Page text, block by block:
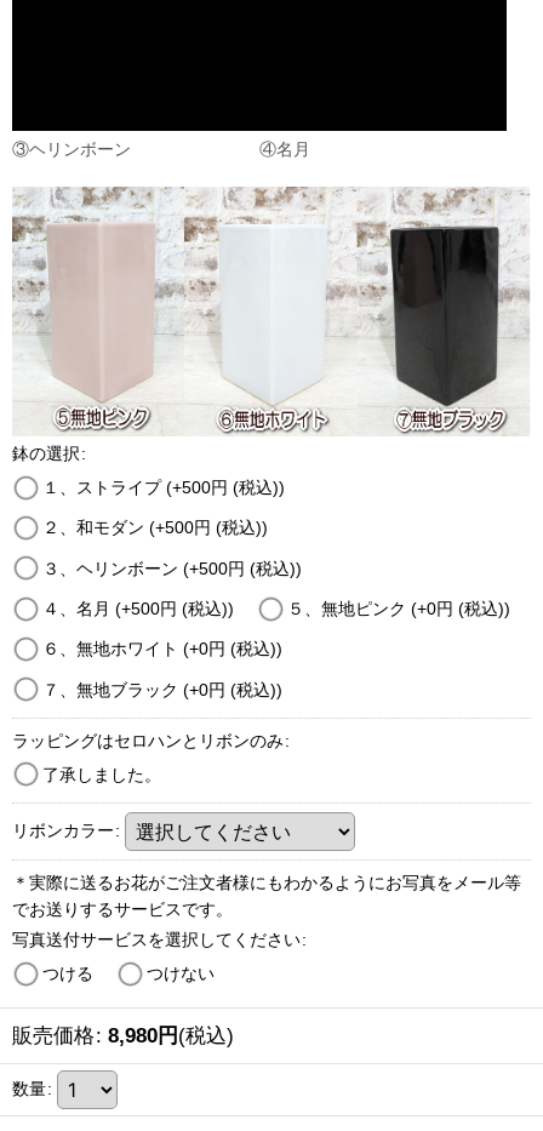
③ヘリンボーン ④名月
鉢の選択:
１、ストライプ(+500円 (税込))
２、和モダン (+500円 (税込))
３、ヘリンボーン (+500円 (税込))
４、名月 (+500円 (税込)) ５、無地ピンク (+0円 (税込))
６、無地ホワイト (+0円 (税込))
７、無地ブラック (+0円 (税込))
ラッピングはセロハンとリボンのみ:
了承しました。
リボンカラー:
＊実際に送るお花がご注文者様にもわかるようにお写真をメール等
でお送りするサービスです。
写真送付サービスを選択してください:
つける
つけない
販売価格: 8,980円 (税込)
数量: